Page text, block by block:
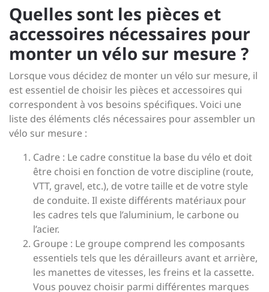
Quelles sont les pièces et
accessoires nécessaires pour
monter un vélo sur mesure ?
Lorsque vous décidez de monter un vélo sur mesure, il
est essentiel de choisir les pièces et accessoires qui
correspondent à vos besoins spécifiques. Voici une
liste des éléments clés nécessaires pour assembler un
vélo sur mesure :
Cadre : Le cadre constitue la base du vélo et doit
être choisi en fonction de votre discipline (route,
VTT, gravel, etc.), de votre taille et de votre style
de conduite. Il existe différents matériaux pour
les cadres tels que l’aluminium, le carbone ou
l’acier.
Groupe : Le groupe comprend les composants
essentiels tels que les dérailleurs avant et arrière,
les manettes de vitesses, les freins et la cassette.
Vous pouvez choisir parmi différentes marques